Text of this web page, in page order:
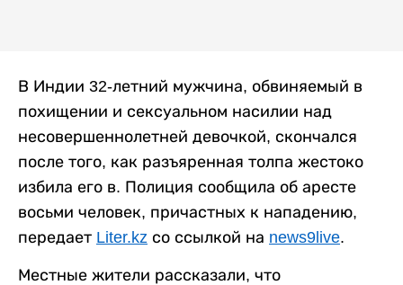
В Индии 32-летний мужчина, обвиняемый в
похищении и сексуальном насилии над
несовершеннолетней девочкой, скончался
после того, как разъяренная толпа жестоко
избила его в. Полиция сообщила об аресте
восьми человек, причастных к нападению,
передает Liter.kz со ссылкой на news9live.
Местные жители рассказали, что